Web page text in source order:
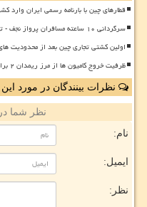
قطارهای چین با بارنامه رسمی ایران وارد
سرگردانی ۱۰ ساعته مسافران پرواز نجف - تهران هواپیمایی وارش
اولین کشتی تجاری چین بعد از محدودیت
ظرفیت خروج کامیون ها از مرز ریمدان ۲ برابر شد
نظرات بینندگان در مورد
نظر شما
نام:
ایمیل:
نظر: